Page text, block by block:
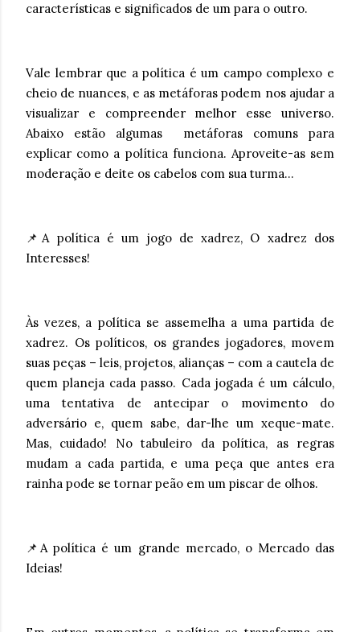
características e significados de um para o outro.
Vale lembrar que a política é um campo complexo e
cheio de nuances, e as metáforas podem nos ajudar a
visualizar e compreender melhor esse universo.
Abaixo estão algumas metáforas comuns para
explicar como a política funciona. Aproveite-as sem
moderação e deite os cabelos com sua turma...
📌A política é um jogo de xadrez, O xadrez dos
Interesses!
Às vezes, a política se assemelha a uma partida de
xadrez. Os políticos, os grandes jogadores, movem
suas peças – leis, projetos, alianças – com a cautela de
quem planeja cada passo. Cada jogada é um cálculo,
uma tentativa de antecipar o movimento do
adversário e, quem sabe, dar-lhe um xeque-mate.
Mas, cuidado! No tabuleiro da política, as regras
mudam a cada partida, e uma peça que antes era
rainha pode se tornar peão em um piscar de olhos.
📌A política é um grande mercado, o Mercado das
Ideias!